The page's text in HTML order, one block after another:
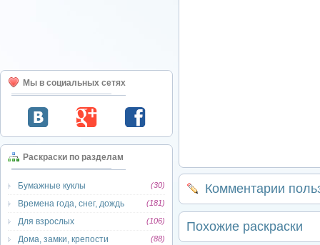
Мы в социальных сетях
Раскраски по разделам
Бумажные куклы (30)
Времена года, снег, дождь (181)
Для взрослых (106)
Дома, замки, крепости (88)
Комментарии
Похожие раскраски